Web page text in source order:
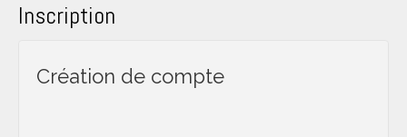
Inscription
Création de compte